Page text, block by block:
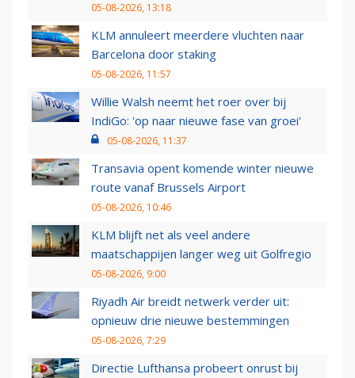
05-08-2026, 13:18
KLM annuleert meerdere vluchten naar
Barcelona door staking
05-08-2026, 11:57
Willie Walsh neemt het roer over bij
IndiGo: 'op naar nieuwe fase van groei'
05-08-2026, 11:37
Transavia opent komende winter nieuwe
route vanaf Brussels Airport
05-08-2026, 10:46
KLM blijft net als veel andere
maatschappijen langer weg uit Golfregio
05-08-2026, 9:00
Riyadh Air breidt netwerk verder uit:
opnieuw drie nieuwe bestemmingen
05-08-2026, 7:29
Directie Lufthansa probeert onrust bij